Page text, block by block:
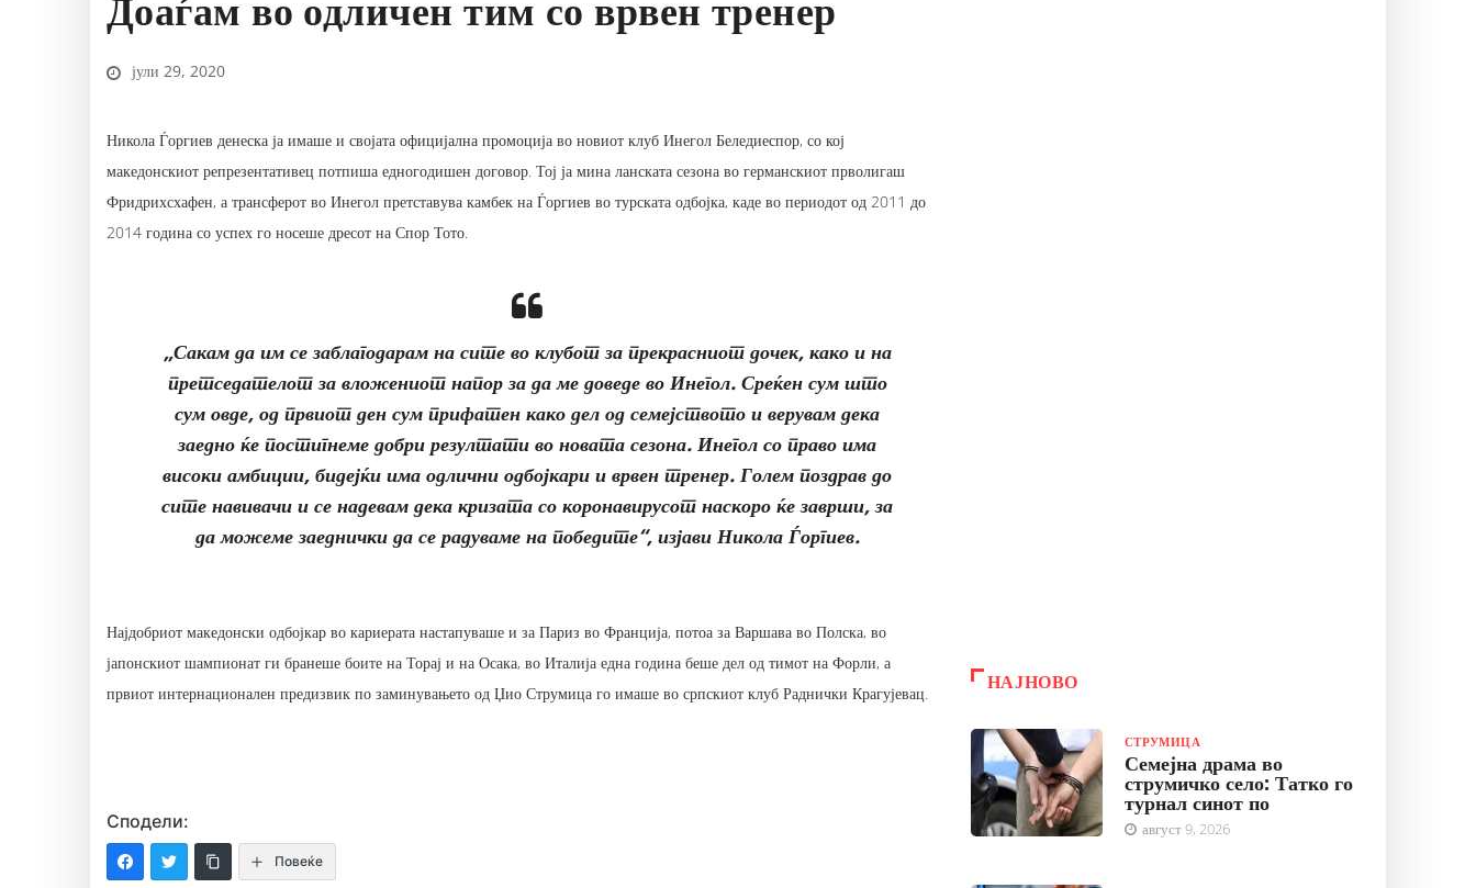
јули 29, 2020
Никола Ѓоргиев денеска ја имаше и својата официјална промоција во новиот клуб Инегол Беледиеспор, со кој
македонскиот репрезентативец потпиша едногодишен договор. Тој ја мина ланската сезона во германскиот прволигаш
Фридрихсхафен, а трансферот во Инегол претставува камбек на Ѓоргиев во турската одбојка, каде во периодот од 2011 до
2014 година со успех го носеше дресот на Спор Тото.
„Сакам да им се заблагодарам на сите во клубот за прекрасниот дочек, како и на
претседателот за вложениот напор за да ме доведе во Инегол. Среќен сум што
сум овде, од првиот ден сум прифатен како дел од семејството и верувам дека
заедно ќе постигнеме добри резултати во новата сезона. Инегол со право има
високи амбиции, бидејќи има одлични одбојкари и врвен тренер. Голем поздрав до
сите навивачи и се надевам дека кризата со коронавирусот наскоро ќе заврши, за
да можеме заеднички да се радуваме на победите“, изјави Никола Ѓоргиев.
Најдобриот македонски одбојкар во кариерата настапуваше и за Париз во Франција, потоа за Варшава во Полска, во
јапонскиот шампионат ги бранеше боите на Торај и на Осака, во Италија една година беше дел од тимот на Форли, а
првиот интернационален предизвик по заминувањето од Џио Струмица го имаше во српскиот клуб Раднички Крагујевац.
Сподели:
Повеќе
НАЈНОВО
СТРУМИЦА
Семејна драма во
струмичко село: Татко го
турнал синот по
август 9, 2026